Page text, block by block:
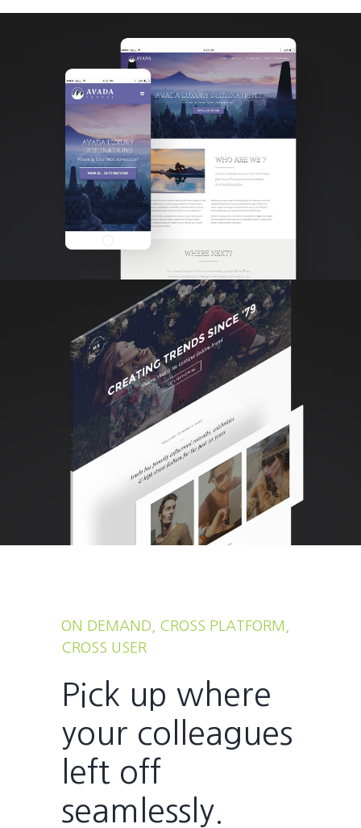
ON DEMAND, CROSS PLATFORM,
CROSS USER
Pick up where
your colleagues
left off
seamlessly.